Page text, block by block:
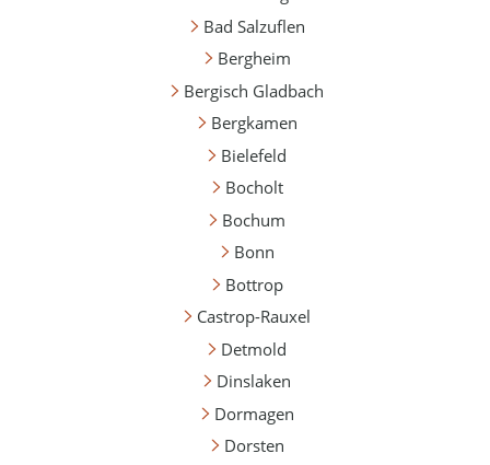
Bad Salzuflen
Bergheim
Bergisch Gladbach
Bergkamen
Bielefeld
Bocholt
Bochum
Bonn
Bottrop
Castrop-Rauxel
Detmold
Dinslaken
Dormagen
Dorsten